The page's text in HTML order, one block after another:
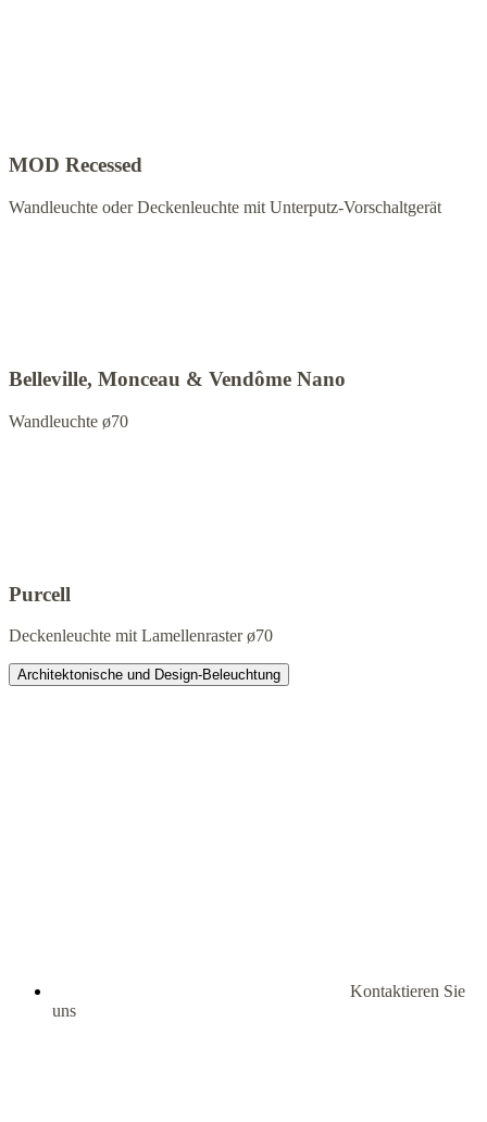
MOD Recessed
Wandleuchte oder Deckenleuchte mit Unterputz-Vorschaltgerät
Belleville, Monceau & Vendôme Nano
Wandleuchte ø70
Purcell
Deckenleuchte mit Lamellenraster ø70
Architektonische und Design-Beleuchtung
Kontaktieren Sie
uns